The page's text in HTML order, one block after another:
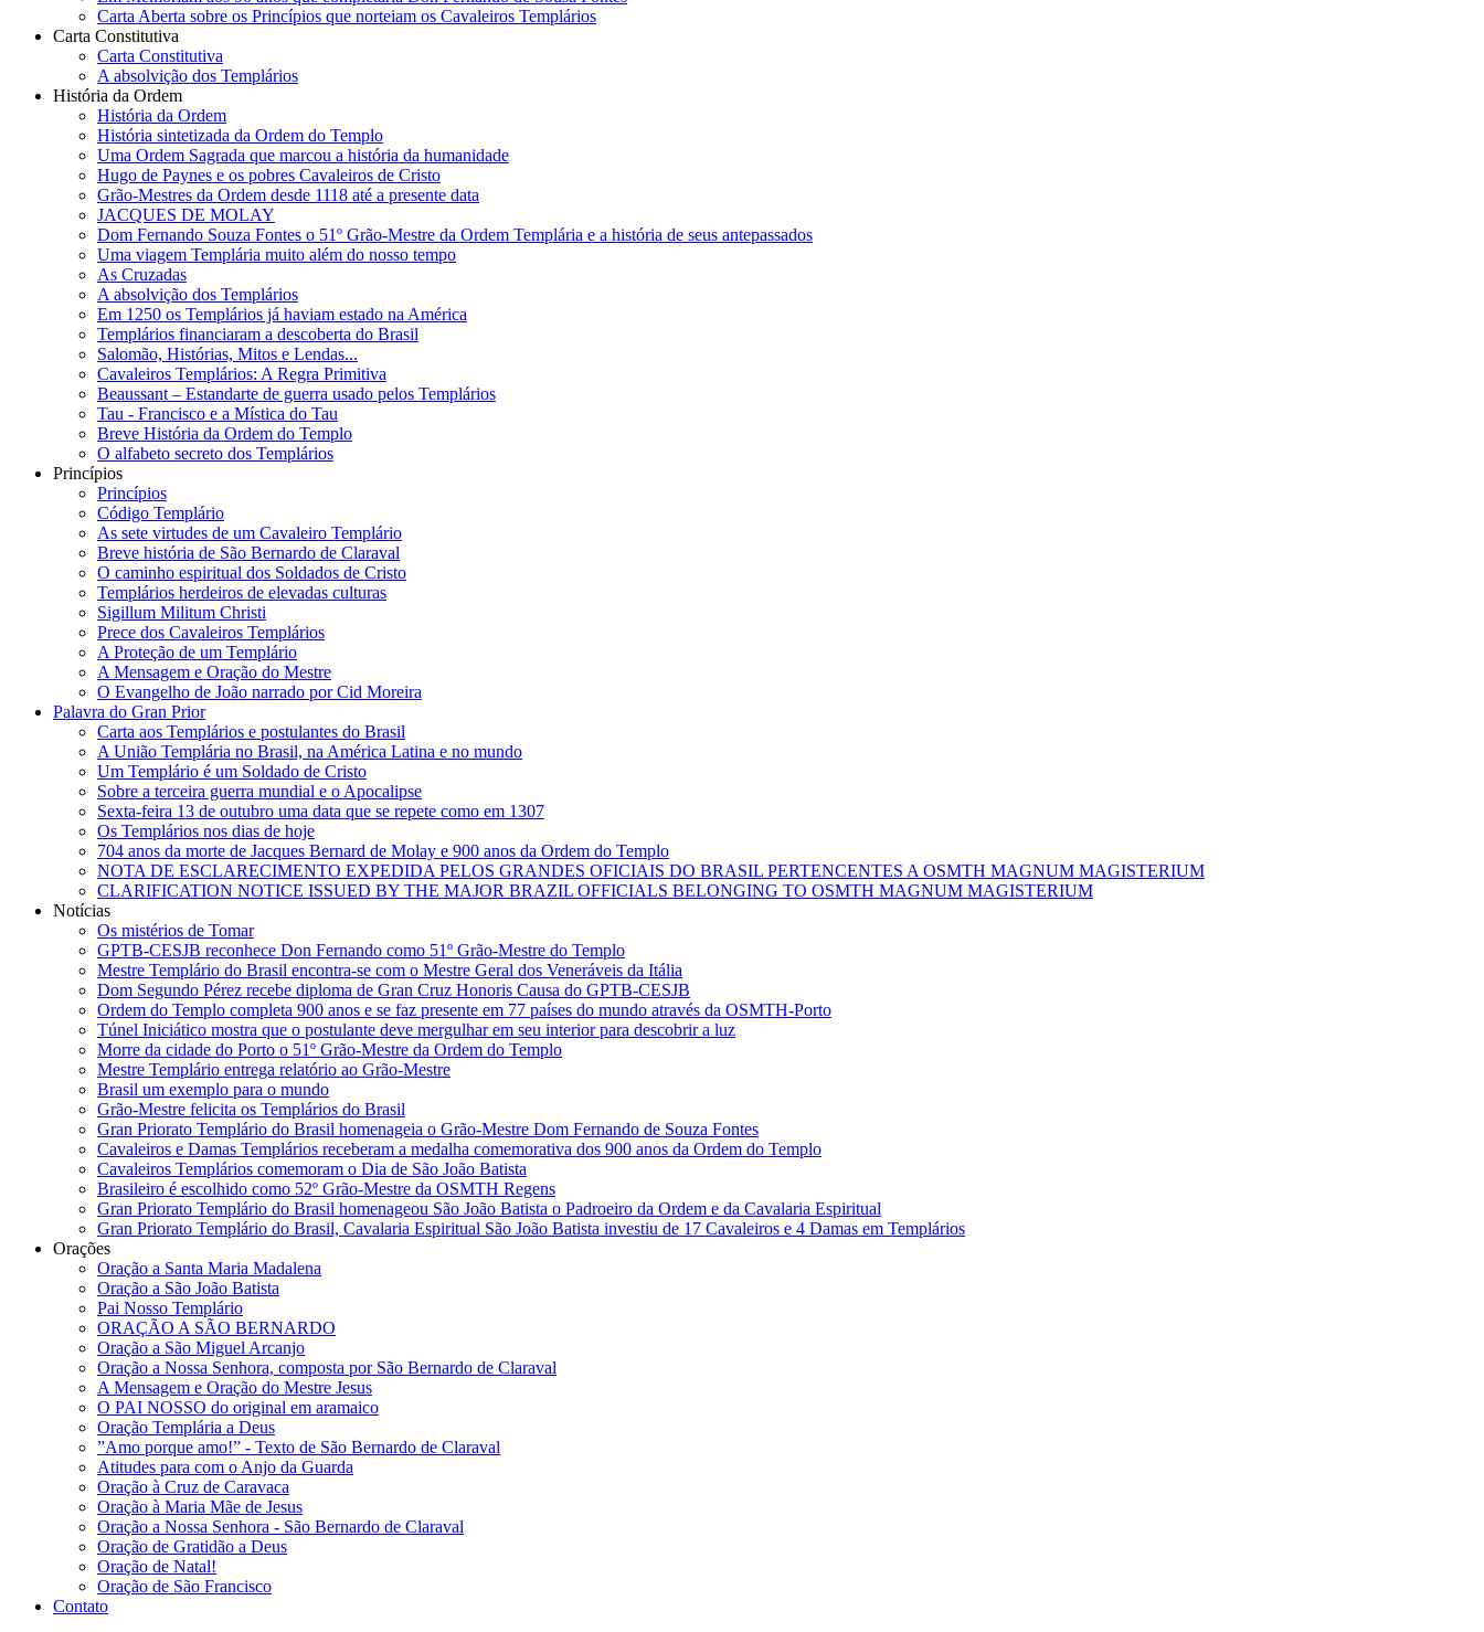
Carta Aberta sobre os Princípios que norteiam os Cavaleiros Templários
Carta Constitutiva
Carta Constitutiva
A absolvição dos Templários
História da Ordem
História da Ordem
História sintetizada da Ordem do Templo
Uma Ordem Sagrada que marcou a história da humanidade
Hugo de Paynes e os pobres Cavaleiros de Cristo
Grão-Mestres da Ordem desde 1118 até a presente data
JACQUES DE MOLAY
Dom Fernando Souza Fontes o 51º Grão-Mestre da Ordem Templária e a história de seus antepassados
Uma viagem Templária muito além do nosso tempo
As Cruzadas
A absolvição dos Templários
Em 1250 os Templários já haviam estado na América
Templários financiaram a descoberta do Brasil
Salomão, Histórias, Mitos e Lendas...
Cavaleiros Templários: A Regra Primitiva
Beaussant – Estandarte de guerra usado pelos Templários
Tau - Francisco e a Mística do Tau
Breve História da Ordem do Templo
O alfabeto secreto dos Templários
Princípios
Princípios
Código Templário
As sete virtudes de um Cavaleiro Templário
Breve história de São Bernardo de Claraval
O caminho espiritual dos Soldados de Cristo
Templários herdeiros de elevadas culturas
Sigillum Militum Christi
Prece dos Cavaleiros Templários
A Proteção de um Templário
A Mensagem e Oração do Mestre
O Evangelho de João narrado por Cid Moreira
Palavra do Gran Prior
Carta aos Templários e postulantes do Brasil
A União Templária no Brasil, na América Latina e no mundo
Um Templário é um Soldado de Cristo
Sobre a terceira guerra mundial e o Apocalipse
Sexta-feira 13 de outubro uma data que se repete como em 1307
Os Templários nos dias de hoje
704 anos da morte de Jacques Bernard de Molay e 900 anos da Ordem do Templo
NOTA DE ESCLARECIMENTO EXPEDIDA PELOS GRANDES OFICIAIS DO BRASIL PERTENCENTES A OSMTH MAGNUM MAGISTERIUM
CLARIFICATION NOTICE ISSUED BY THE MAJOR BRAZIL OFFICIALS BELONGING TO OSMTH MAGNUM MAGISTERIUM
Notícias
Os mistérios de Tomar
GPTB-CESJB reconhece Don Fernando como 51º Grão-Mestre do Templo
Mestre Templário do Brasil encontra-se com o Mestre Geral dos Veneráveis da Itália
Dom Segundo Pérez recebe diploma de Gran Cruz Honoris Causa do GPTB-CESJB
Ordem do Templo completa 900 anos e se faz presente em 77 países do mundo através da OSMTH-Porto
Túnel Iniciático mostra que o postulante deve mergulhar em seu interior para descobrir a luz
Morre da cidade do Porto o 51º Grão-Mestre da Ordem do Templo
Mestre Templário entrega relatório ao Grão-Mestre
Brasil um exemplo para o mundo
Grão-Mestre felicita os Templários do Brasil
Gran Priorato Templário do Brasil homenageia o Grão-Mestre Dom Fernando de Souza Fontes
Cavaleiros e Damas Templários receberam a medalha comemorativa dos 900 anos da Ordem do Templo
Cavaleiros Templários comemoram o Dia de São João Batista
Brasileiro é escolhido como 52º Grão-Mestre da OSMTH Regens
Gran Priorato Templário do Brasil homenageou São João Batista o Padroeiro da Ordem e da Cavalaria Espiritual
Gran Priorato Templário do Brasil, Cavalaria Espiritual São João Batista investiu de 17 Cavaleiros e 4 Damas em Templários
Orações
Oração a Santa Maria Madalena
Oração a São João Batista
Pai Nosso Templário
ORAÇÃO A SÃO BERNARDO
Oração a São Miguel Arcanjo
Oração a Nossa Senhora, composta por São Bernardo de Claraval
A Mensagem e Oração do Mestre Jesus
O PAI NOSSO do original em aramaico
Oração Templária a Deus
”Amo porque amo!” - Texto de São Bernardo de Claraval
Atitudes para com o Anjo da Guarda
Oração à Cruz de Caravaca
Oração à Maria Mãe de Jesus
Oração a Nossa Senhora - São Bernardo de Claraval
Oração de Gratidão a Deus
Oração de Natal!
Oração de São Francisco
Contato